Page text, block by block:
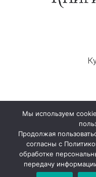
125009, г.
Мы используем
Продолжая
согласны с
обработке
передачу